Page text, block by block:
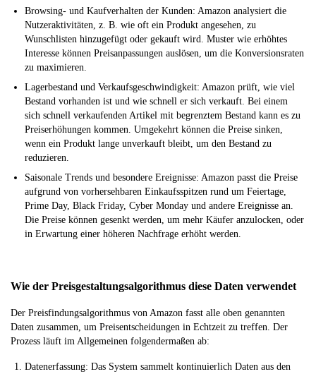
Browsing- und Kaufverhalten der Kunden: Amazon analysiert die
Nutzeraktivitäten, z. B. wie oft ein Produkt angesehen, zu
Wunschlisten hinzugefügt oder gekauft wird. Muster wie erhöhtes
Interesse können Preisanpassungen auslösen, um die Konversionsraten
zu maximieren.
Lagerbestand und Verkaufsgeschwindigkeit: Amazon prüft, wie viel
Bestand vorhanden ist und wie schnell er sich verkauft. Bei einem
sich schnell verkaufenden Artikel mit begrenztem Bestand kann es zu
Preiserhöhungen kommen. Umgekehrt können die Preise sinken,
wenn ein Produkt lange unverkauft bleibt, um den Bestand zu
reduzieren.
Saisonale Trends und besondere Ereignisse: Amazon passt die Preise
aufgrund von vorhersehbaren Einkaufsspitzen rund um Feiertage,
Prime Day, Black Friday, Cyber Monday und andere Ereignisse an.
Die Preise können gesenkt werden, um mehr Käufer anzulocken, oder
in Erwartung einer höheren Nachfrage erhöht werden.
Wie der Preisgestaltungsalgorithmus diese Daten verwendet
Der Preisfindungsalgorithmus von Amazon fasst alle oben genannten
Daten zusammen, um Preisentscheidungen in Echtzeit zu treffen. Der
Prozess läuft im Allgemeinen folgendermaßen ab:
Datenerfassung: Das System sammelt kontinuierlich Daten aus den